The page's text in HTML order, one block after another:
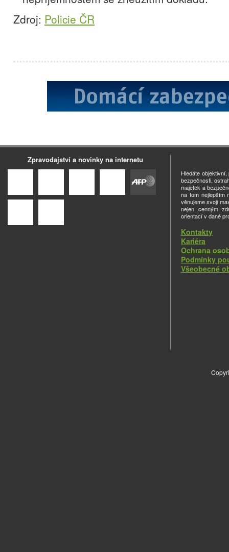
Zdroj: Policie ČR
Zpravodajství a novinky na internetu
Hledáte
bezpečnosti,
majetek a
na tom nejlepším
věnujeme svoji
nejen cenným
orientací v dané
Kontakty
Kariéra
Ochrana
Podmínky
Všeobecné